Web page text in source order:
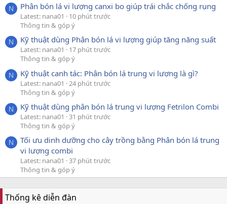
N Phân bón lá vi lượng canxi bo giúp trái chắc chống rụng
Latest: nana01
10 phút trước
Thông tin & góp ý
N Kỹ thuật dùng Phân bón lá vi lượng giúp tăng năng suất
Latest: nana01
17 phút trước
Thông tin & góp ý
N Kỹ thuật canh tác: Phân bón lá trung vi lượng là gì?
Latest: nana01
24 phút trước
Thông tin & góp ý
N Kỹ thuật dùng phân bón lá trung vi lượng Fetrilon Combi
Latest: nana01
31 phút trước
Thông tin & góp ý
N
Tối ưu dinh dưỡng cho cây trồng bằng Phân bón lá trung
vi lượng combi
Latest: nana01
37 phút trước
Thông tin & góp ý
Thống kê diễn đàn